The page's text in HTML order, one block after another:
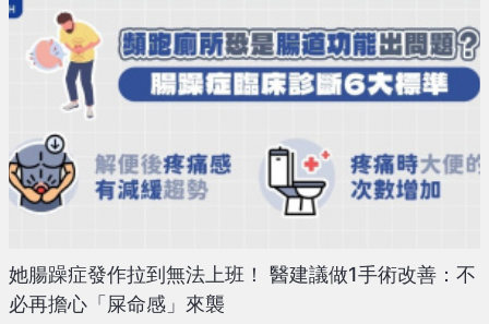
她腸躁症發作拉到無法上班！ 醫建議做1手術改善：不
必再擔心「屎命感」來襲